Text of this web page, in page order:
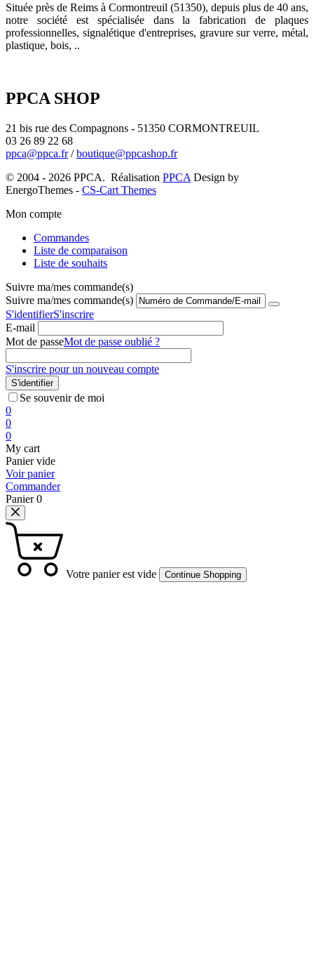
Située près de Reims à Cormontreuil (51350), depuis plus de 40 ans,
notre société est spécialisée dans la fabrication de plaques
professionnelles, signalétique d'entreprises, gravure sur verre, métal,
plastique, bois, ..
PPCA SHOP
21 bis rue des Compagnons - 51350 CORMONTREUIL
03 26 89 22 68
ppca@ppca.fr/boutique@ppcashop.fr
© 2004 - 2026 PPCA. Réalisation PPCA Design by
EnergoThemes - CS-Cart Themes
Mon compte
Commandes
Liste de comparaison
Liste de souhaits
Suivre ma/mes commande(s)
Suivre ma/mes commande(s)
S'identifierS'inscrire
E-mail
Mot de passeMot de passe oublié ?
S'inscrire pour un nouveau compte
S'identifier
Se souvenir de moi
0
0
0
My cart
Panier vide
Voir panier
Commander
Panier0
Votre panier est vide Continue Shopping